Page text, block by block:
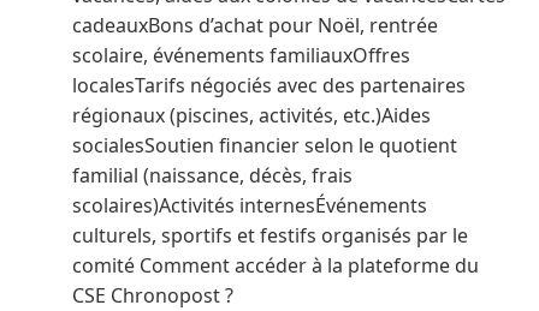
cadeauxBons d’achat pour Noël, rentrée
scolaire, événements familiauxOffres
localesTarifs négociés avec des partenaires
régionaux (piscines, activités, etc.)Aides
socialesSoutien financier selon le quotient
familial (naissance, décès, frais
scolaires)Activités internesÉvénements
culturels, sportifs et festifs organisés par le
comité Comment accéder à la plateforme du
CSE Chronopost ?